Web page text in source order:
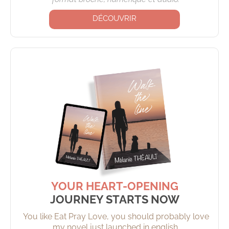
DÉCOUVRIR
YOUR HEART-OPENING
JOURNEY STARTS NOW
You like Eat Pray Love, you should probably love